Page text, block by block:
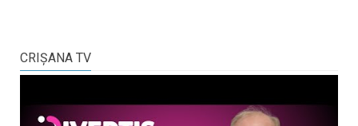
CRIŞANA TV